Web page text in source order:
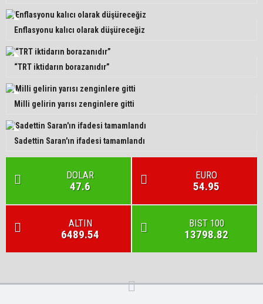
Enflasyonu kalıcı olarak düşüreceğiz
“TRT iktidarın borazanıdır”
Milli gelirin yarısı zenginlere gitti
Sadettin Saran'ın ifadesi tamamlandı
DOLAR
47.6
EURO
54.95
ALTIN
6489.54
BIST 100
13798.82